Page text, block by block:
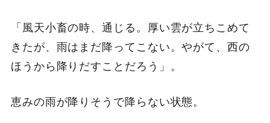
「風天小畜の時、通じる。厚い雲が立ちこめて
きたが、雨はまだ降ってこない。やがて、西の
ほうから降りだすことだろう」。
恵みの雨が降りそうで降らない状態。